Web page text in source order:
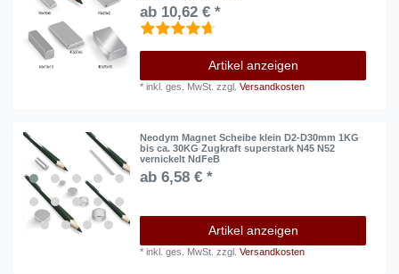
ab 10,62 € *
Artikel anzeigen
*inkl. ges. MwSt. zzgl.Versandkosten
Neodym Magnet Scheibe klein D2-D30mm 1KG
bis ca. 30KG Zugkraft superstark N45 N52
vernickelt NdFeB
ab 6,58 € *
Artikel anzeigen
*inkl. ges. MwSt. zzgl.Versandkosten